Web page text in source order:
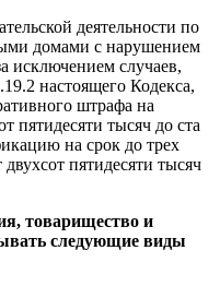
деятельности по
домами с нарушением
исключением случаев,
настоящего Кодекса,
штрафа на
пятидесяти тысяч до ста
на срок до трех
пятидесяти тысяч
товарищество и
следующие виды